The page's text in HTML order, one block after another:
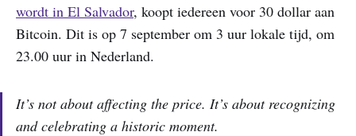
wordt in El Salvador, koopt iedereen voor 30 dollar aan
Bitcoin. Dit is op 7 september om 3 uur lokale tijd, om
23.00 uur in Nederland.
It’s not about affecting the price. It’s about recognizing
and celebrating a historic moment.